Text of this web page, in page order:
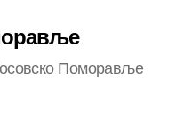
Поморавље